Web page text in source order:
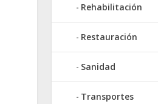
Rehabilitación
Restauración
Sanidad
Transportes